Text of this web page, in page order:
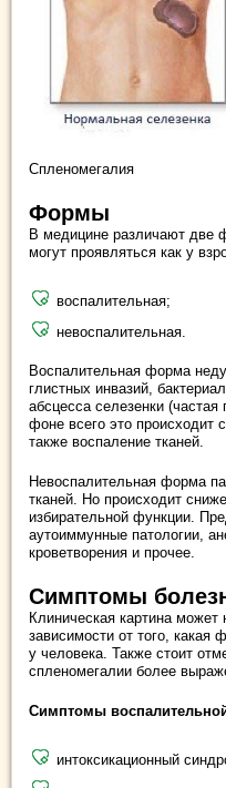
Спленомегалия
Формы
В медицине различают две
могут проявляться как у
воспалительная;
невоспалительная.
Воспалительная форма
глистных инвазий,
абсцесса селезенки
фоне всего это происходит
также воспаление тканей.
Невоспалительная форма
тканей. Но происходит
избирательной функции.
аутоиммунные патологии,
кроветворения и прочее.
Симптомы
Клиническая картина может
зависимости от того, какая
у человека. Также стоит
спленомегалии более
Симптомы
интоксикационный